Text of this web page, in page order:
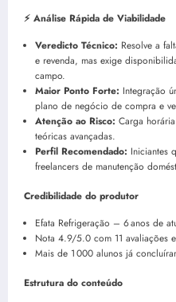
⚡ Análise Rápida de Viabilidade
Veredicto Técnico: Resolve a
e revenda, mas exige
campo.
Maior Ponto Forte: Integração
plano de negócio de compra e
Atenção ao Risco: Carga
teóricas avançadas.
Perfil Recomendado: Iniciantes
freelancers de manutenção
Credibilidade do produtor
Efata Refrigeração – 6 anos de
Nota 4.9/5.0 com 11 avaliações
Mais de 1 000 alunos já
Estrutura do conteúdo